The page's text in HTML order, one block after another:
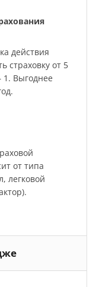
действия
страховку от 5
1. Выгоднее
от типа
легковой